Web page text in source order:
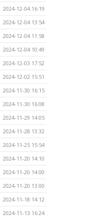
2024-12-04 16:19
2024-12-04 13:54
2024-12-04 11:58
2024-12-04 10:49
2024-12-03 17:52
2024-12-02 15:51
2024-11-30 16:15
2024-11-30 16:08
2024-11-29 14:05
2024-11-28 13:32
2024-11-25 15:54
2024-11-20 14:10
2024-11-20 14:00
2024-11-20 13:00
2024-11-18 14:12
2024-11-13 16:24